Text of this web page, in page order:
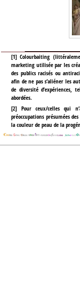
[1]Colourbaiting
marketing utilisée par les
des publics racisés ou
afin de ne pas s’aliéner les
de diversité d’expériences,
abordées.
[2] Pour ceux/celles qui
préoccupations présumées
la couleur de peau de la